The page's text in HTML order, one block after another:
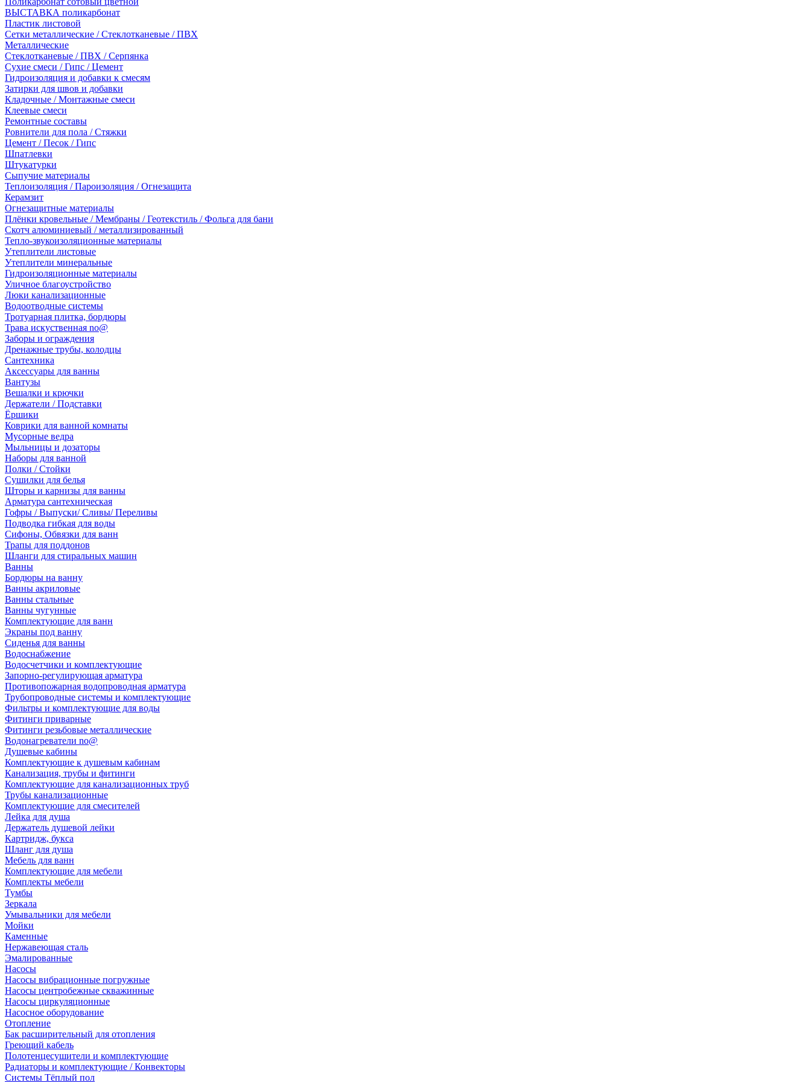
ВЫСТАВКА поликарбонат
Пластик листовой
Сетки металлические / Стеклотканевые / ПВХ
Металлические
Стеклотканевые / ПВХ / Серпянка
Сухие смеси / Гипс / Цемент
Гидроизоляция и добавки к смесям
Затирки для швов и добавки
Кладочные / Монтажные смеси
Клеевые смеси
Ремонтные составы
Ровнители для пола / Стяжки
Цемент / Песок / Гипс
Шпатлевки
Штукатурки
Сыпучие материалы
Теплоизоляция / Пароизоляция / Огнезащита
Керамзит
Огнезащитные материалы
Плёнки кровельные / Мембраны / Геотекстиль / Фольга для бани
Скотч алюминиевый / металлизированный
Тепло-звукоизоляционные материалы
Утеплители листовые
Утеплители минеральные
Гидроизоляционные материалы
Уличное благоустройство
Люки канализационные
Водоотводные системы
Тротуарная плитка, бордюры
Трава искуственная no@
Заборы и ограждения
Дренажные трубы, колодцы
Сантехника
Аксессуары для ванны
Вантузы
Вешалки и крючки
Держатели / Подставки
Ёршики
Коврики для ванной комнаты
Мусорные ведра
Мыльницы и дозаторы
Наборы для ванной
Полки / Стойки
Сушилки для белья
Шторы и карнизы для ванны
Арматура сантехническая
Гофры / Выпуски/ Сливы/ Переливы
Подводка гибкая для воды
Сифоны, Обвязки для ванн
Трапы для поддонов
Шланги для стиральных машин
Ванны
Бордюры на ванну
Ванны акриловые
Ванны стальные
Ванны чугунные
Комплектующие для ванн
Экраны под ванну
Сиденья для ванны
Водоснабжение
Водосчетчики и комплектующие
Запорно-регулирующая арматура
Противопожарная водопроводная арматура
Трубопроводные системы и комплектующие
Фильтры и комплектующие для воды
Фитинги приварные
Фитинги резьбовые металлические
Водонагреватели no@
Душевые кабины
Комплектующие к душевым кабинам
Канализация, трубы и фитинги
Комплектующие для канализационных труб
Трубы канализационные
Комплектующие для смесителей
Лейка для душа
Держатель душевой лейки
Картридж, букса
Шланг для душа
Мебель для ванн
Комплектующие для мебели
Комплекты мебели
Тумбы
Зеркала
Умывальники для мебели
Мойки
Каменные
Нержавеющая сталь
Эмалированные
Насосы
Насосы вибрационные погружные
Насосы центробежные скважинные
Насосы циркуляционные
Насосное оборудование
Отопление
Бак расширительный для отопления
Греющий кабель
Полотенцесушители и комплектующие
Радиаторы и комплектующие / Конвекторы
Системы Тёплый пол